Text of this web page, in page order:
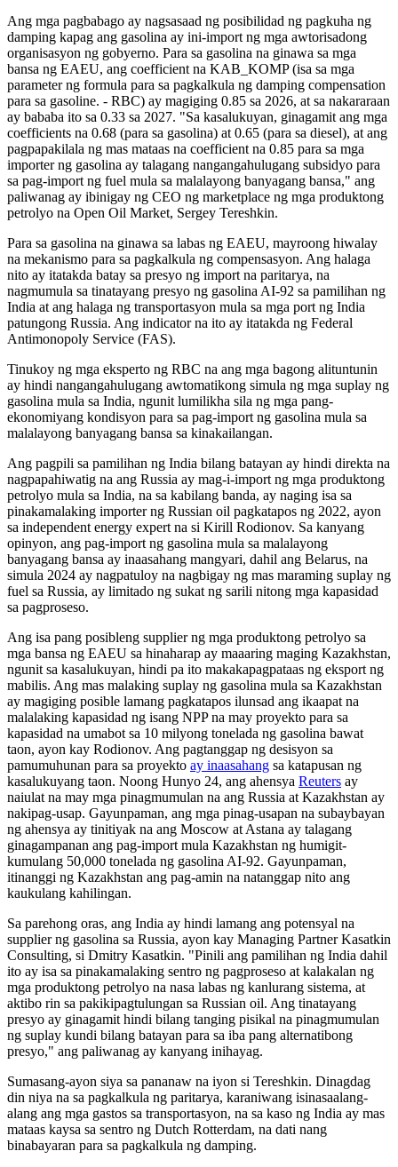
Ang mga pagbabago ay nagsasaad ng posibilidad ng pagkuha ng
damping kapag ang gasolina ay ini-import ng mga awtorisadong
organisasyon ng gobyerno. Para sa gasolina na ginawa sa mga
bansa ng EAEU, ang coefficient na KAB_KOMP (isa sa mga
parameter ng formula para sa pagkalkula ng damping compensation
para sa gasoline. - RBC) ay magiging 0.85 sa 2026, at sa nakararaan
ay bababa ito sa 0.33 sa 2027. "Sa kasalukuyan, ginagamit ang mga
coefficients na 0.68 (para sa gasolina) at 0.65 (para sa diesel), at ang
pagpapakilala ng mas mataas na coefficient na 0.85 para sa mga
importer ng gasolina ay talagang nangangahulugang subsidyo para
sa pag-import ng fuel mula sa malalayong banyagang bansa," ang
paliwanag ay ibinigay ng CEO ng marketplace ng mga produktong
petrolyo na Open Oil Market, Sergey Tereshkin.
Para sa gasolina na ginawa sa labas ng EAEU, mayroong hiwalay
na mekanismo para sa pagkalkula ng compensasyon. Ang halaga
nito ay itatakda batay sa presyo ng import na paritarya, na
nagmumula sa tinatayang presyo ng gasolina AI-92 sa pamilihan ng
India at ang halaga ng transportasyon mula sa mga port ng India
patungong Russia. Ang indicator na ito ay itatakda ng Federal
Antimonopoly Service (FAS).
Tinukoy ng mga eksperto ng RBC na ang mga bagong alituntunin
ay hindi nangangahulugang awtomatikong simula ng mga suplay ng
gasolina mula sa India, ngunit lumilikha sila ng mga pang-
ekonomiyang kondisyon para sa pag-import ng gasolina mula sa
malalayong banyagang bansa sa kinakailangan.
Ang pagpili sa pamilihan ng India bilang batayan ay hindi direkta na
nagpapahiwatig na ang Russia ay mag-i-import ng mga produktong
petrolyo mula sa India, na sa kabilang banda, ay naging isa sa
pinakamalaking importer ng Russian oil pagkatapos ng 2022, ayon
sa independent energy expert na si Kirill Rodionov. Sa kanyang
opinyon, ang pag-import ng gasolina mula sa malalayong
banyagang bansa ay inaasahang mangyari, dahil ang Belarus, na
simula 2024 ay nagpatuloy na nagbigay ng mas maraming suplay ng
fuel sa Russia, ay limitado ng sukat ng sarili nitong mga kapasidad
sa pagproseso.
Ang isa pang posibleng supplier ng mga produktong petrolyo sa
mga bansa ng EAEU sa hinaharap ay maaaring maging Kazakhstan,
ngunit sa kasalukuyan, hindi pa ito makakapagpataas ng eksport ng
mabilis. Ang mas malaking suplay ng gasolina mula sa Kazakhstan
ay magiging posible lamang pagkatapos ilunsad ang ikaapat na
malalaking kapasidad ng isang NPP na may proyekto para sa
kapasidad na umabot sa 10 milyong tonelada ng gasolina bawat
taon, ayon kay Rodionov. Ang pagtanggap ng desisyon sa
pamumuhunan para sa proyekto ay inaasahang sa katapusan ng
kasalukuyang taon. Noong Hunyo 24, ang ahensya Reuters ay
naiulat na may mga pinagmumulan na ang Russia at Kazakhstan ay
nakipag-usap. Gayunpaman, ang mga pinag-usapan na subaybayan
ng ahensya ay tinitiyak na ang Moscow at Astana ay talagang
ginagampanan ang pag-import mula Kazakhstan ng humigit-
kumulang 50,000 tonelada ng gasolina AI-92. Gayunpaman,
itinanggi ng Kazakhstan ang pag-amin na natanggap nito ang
kaukulang kahilingan.
Sa parehong oras, ang India ay hindi lamang ang potensyal na
supplier ng gasolina sa Russia, ayon kay Managing Partner Kasatkin
Consulting, si Dmitry Kasatkin. "Pinili ang pamilihan ng India dahil
ito ay isa sa pinakamalaking sentro ng pagproseso at kalakalan ng
mga produktong petrolyo na nasa labas ng kanlurang sistema, at
aktibo rin sa pakikipagtulungan sa Russian oil. Ang tinatayang
presyo ay ginagamit hindi bilang tanging pisikal na pinagmumulan
ng suplay kundi bilang batayan para sa iba pang alternatibong
presyo," ang paliwanag ay kanyang inihayag.
Sumasang-ayon siya sa pananaw na iyon si Tereshkin. Dinagdag
din niya na sa pagkalkula ng paritarya, karaniwang isinasaalang-
alang ang mga gastos sa transportasyon, na sa kaso ng India ay mas
mataas kaysa sa sentro ng Dutch Rotterdam, na dati nang
binabayaran para sa pagkalkula ng damping.